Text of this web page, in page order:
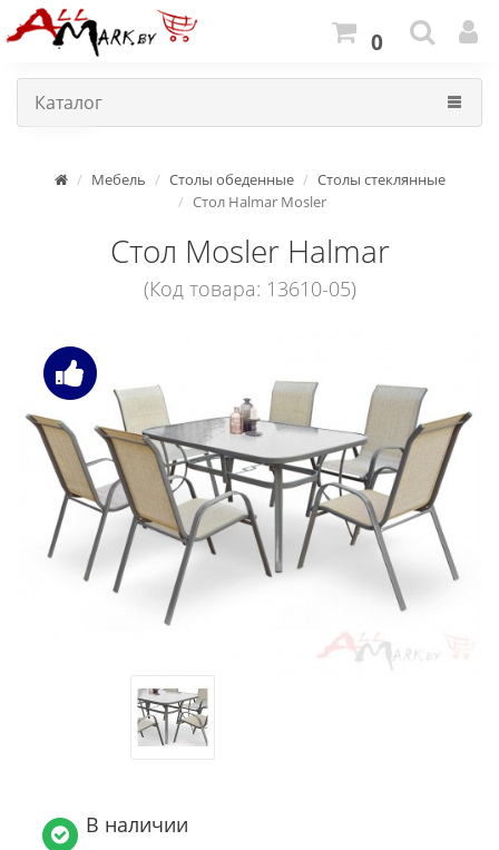
0
Каталог
Мебель Столы обеденные
Столы стеклянные
Стол Halmar Mosler
Стол Mosler Halmar
(Код товара: 13610-05)
В наличии